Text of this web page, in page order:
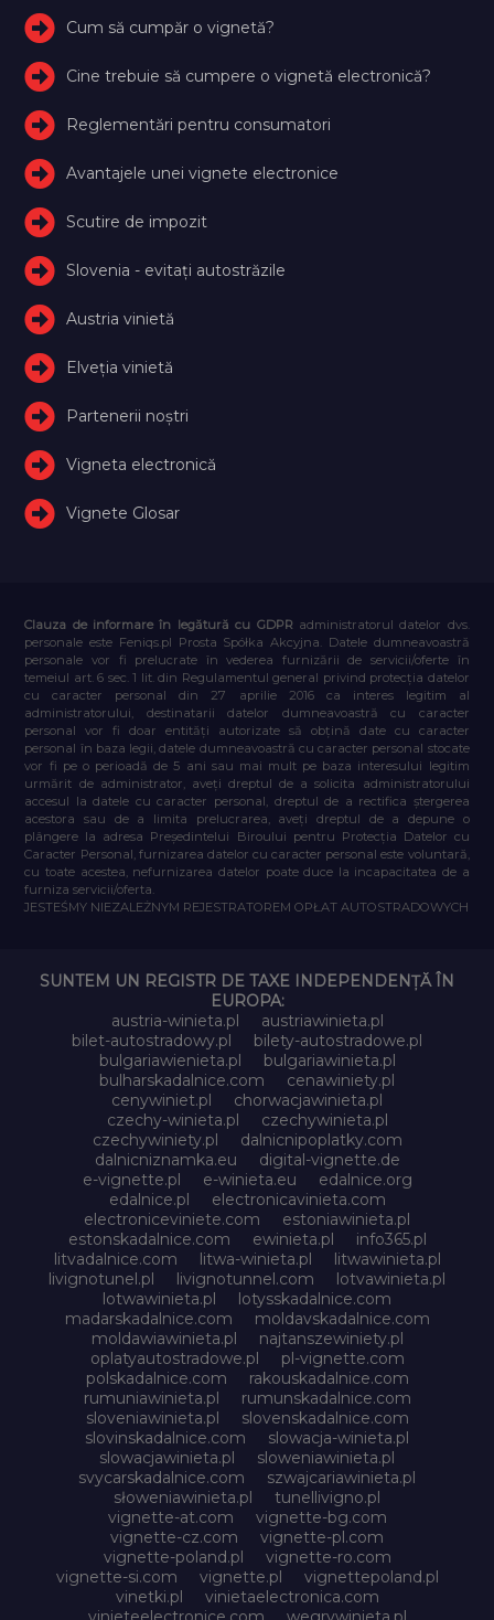
Cum să cumpăr o vignetă?
Cine trebuie să cumpere o vignetă electronică?
Reglementări pentru consumatori
Avantajele unei vignete electronice
Scutire de impozit
Slovenia - evitați autostrăzile
Austria vinietă
Elveţia vinietă
Partenerii noștri
Vigneta electronică
Vignete Glosar
Clauza de informare în legătură cu GDPR administratorul datelor dvs.
personale este Feniqs.pl Prosta Spółka Akcyjna. Datele dumneavoastră
personale vor fi prelucrate în vederea furnizării de servicii/oferte în
temeiul art. 6 sec. 1 lit. din Regulamentul general privind protecția datelor
cu caracter personal din 27 aprilie 2016 ca interes legitim al
administratorului, destinatarii datelor dumneavoastră cu caracter
personal vor fi doar entități autorizate să obțină date cu caracter
personal în baza legii, datele dumneavoastră cu caracter personal stocate
vor fi pe o perioadă de 5 ani sau mai mult pe baza interesului legitim
urmărit de administrator, aveți dreptul de a solicita administratorului
accesul la datele cu caracter personal, dreptul de a rectifica ștergerea
acestora sau de a limita prelucrarea, aveți dreptul de a depune o
plângere la adresa Președintelui Biroului pentru Protecția Datelor cu
Caracter Personal, furnizarea datelor cu caracter personal este voluntară,
cu toate acestea, nefurnizarea datelor poate duce la incapacitatea de a
furniza servicii/oferta.
JESTEŚMY NIEZALEŻNYM REJESTRATOREM OPŁAT AUTOSTRADOWYCH
SUNTEM UN REGISTR DE TAXE INDEPENDENȚĂ ÎN
EUROPA:
austria-winieta.pl
austriawinieta.pl
bilet-autostradowy.pl
bilety-autostradowe.pl
bulgariawienieta.pl
bulgariawinieta.pl
bulharskadalnice.com
cenawiniety.pl
cenywiniet.pl
chorwacjawinieta.pl
czechy-winieta.pl
czechywinieta.pl
czechywiniety.pl
dalnicnipoplatky.com
dalnicniznamka.eu
digital-vignette.de
e-vignette.pl
e-winieta.eu
edalnice.org
edalnice.pl
electronicavinieta.com
electroniceviniete.com
estoniawinieta.pl
estonskadalnice.com
ewinieta.pl
info365.pl
litvadalnice.com
litwa-winieta.pl
litwawinieta.pl
livignotunel.pl
livignotunnel.com
lotvawinieta.pl
lotwawinieta.pl
lotysskadalnice.com
madarskadalnice.com
moldavskadalnice.com
moldawiawinieta.pl
najtanszewiniety.pl
oplatyautostradowe.pl
pl-vignette.com
polskadalnice.com
rakouskadalnice.com
rumuniawinieta.pl
rumunskadalnice.com
sloveniawinieta.pl
slovenskadalnice.com
slovinskadalnice.com
slowacja-winieta.pl
slowacjawinieta.pl
sloweniawinieta.pl
svycarskadalnice.com
szwajcariawinieta.pl
słoweniawinieta.pl
tunellivigno.pl
vignette-at.com
vignette-bg.com
vignette-cz.com
vignette-pl.com
vignette-poland.pl
vignette-ro.com
vignette-si.com
vignette.pl
vignettepoland.pl
vinetki.pl
vinietaelectronica.com